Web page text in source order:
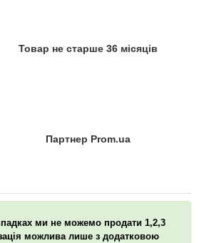
Товар не старше 36 місяців
Партнер Prom.ua
ми не можемо продати 1,2,3
можлива лише з додатковою